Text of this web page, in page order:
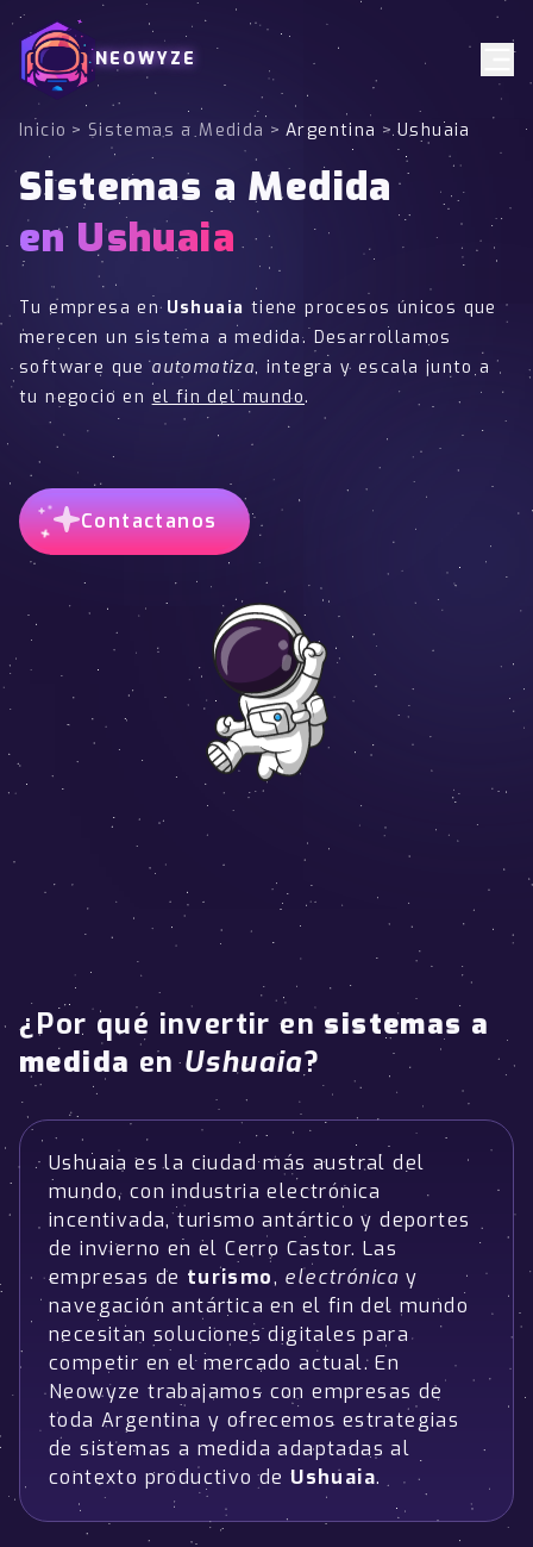
NEOWYZE
Inicio > Sistemas a Medida > Argentina > Ushuaia
Sistemas a Medida
en Ushuaia
Tu empresa en Ushuaia tiene procesos únicos que
merecen un sistema a medida. Desarrollamos
software queautomatiza, integra y escala junto a
tu negocio en el fin del mundo.
Contactanos
¿Por qué invertir en sistemas a
medida enUshuaia?
Ushuaia es la ciudad más austral del
mundo, con industria electrónica
incentivada, turismo antártico y deportes
de invierno en el Cerro Castor. Las
empresas de turismo, electrónica y
navegación antártica en el fin del mundo
necesitan soluciones digitales para
competir en el mercado actual. En
Neowyze trabajamos con empresas de
toda Argentina y ofrecemos estrategias
de sistemas a medida adaptadas al
contexto productivo deUshuaia.